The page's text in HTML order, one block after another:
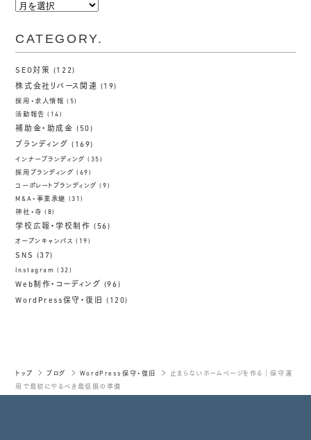
ARCHIVE.
CATEGORY.
SEO対策 (122)
株式会社リバース関連 (19)
採用・求人情報 (5)
活動報告 (14)
補助金・助成金 (50)
ブランディング (169)
インナーブランディング (35)
採用ブランディング (69)
コーポレートブランディング (9)
M&A・事業承継 (31)
神社・寺 (8)
学校広報・学校制作 (56)
オープンキャンパス (19)
SNS (37)
Instagram (32)
Web制作・コーディング (96)
WordPress保守・復旧 (120)
トップ ブログ WordPress保守・復旧 止まらないホームページを作る｜保守運
用で最初にやるべき最低限の準備